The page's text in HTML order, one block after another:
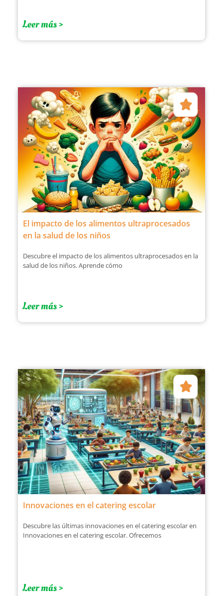
Leer más >
El impacto de los alimentos ultraprocesados
en la salud de los niños
Descubre el impacto de los alimentos ultraprocesados en la
salud de los niños. Aprende cómo
Leer más >
Innovaciones en el catering escolar
Descubre las últimas innovaciones en el catering escolar en
Innovaciones en el catering escolar. Ofrecemos
Leer más >